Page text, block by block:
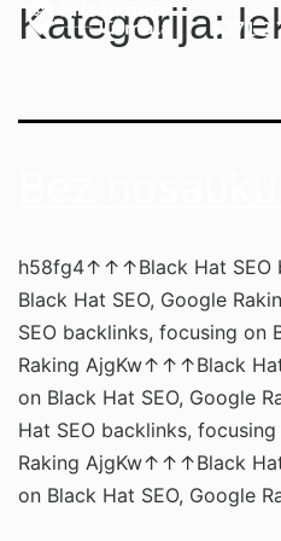
+371 2
Kategorija:
h58fg4↑↑↑Black Hat SEO
Black Hat SEO, Google
SEO backlinks, focusing on
Raking AjgKw↑↑↑Black
on Black Hat SEO, Google
Hat SEO backlinks,
Raking AjgKw↑↑↑Black
on Black Hat SEO, Google